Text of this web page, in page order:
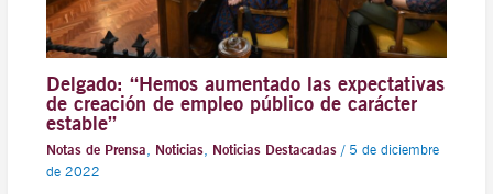
Delgado: “Hemos aumentado las expectativas
de creación de empleo público de carácter
estable”
Notas de Prensa, Noticias, Noticias Destacadas/ 5 de diciembre
de 2022